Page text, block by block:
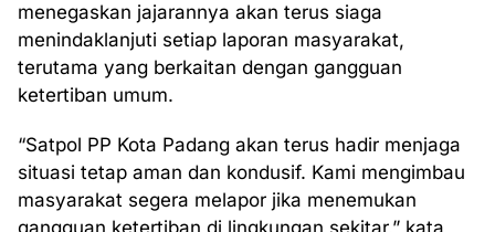
menegaskan jajarannya akan terus siaga
menindaklanjuti setiap laporan masyarakat,
terutama yang berkaitan dengan gangguan
ketertiban umum.
“Satpol PP Kota Padang akan terus hadir menjaga
situasi tetap aman dan kondusif. Kami mengimbau
masyarakat segera melapor jika menemukan
gangguan ketertiban di lingkungan sekitar,” kata